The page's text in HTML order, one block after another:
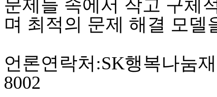
문제들 속에서 작고 구체
며 최적의 문제 해결 모델
언론연락처:SK행복나눔
8002